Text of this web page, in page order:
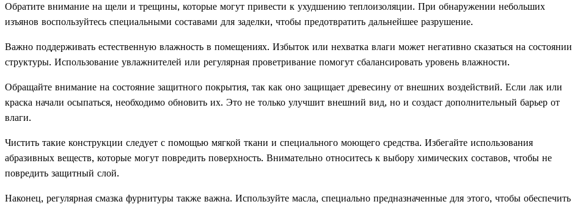
Обратите внимание на щели и трещины, которые могут привести к ухудшению теплоизоляции. При обнаружении небольших
изъянов воспользуйтесь специальными составами для заделки, чтобы предотвратить дальнейшее разрушение.
Важно поддерживать естественную влажность в помещениях. Избыток или нехватка влаги может негативно сказаться на состоянии
структуры. Использование увлажнителей или регулярная проветривание помогут сбалансировать уровень влажности.
Обращайте внимание на состояние защитного покрытия, так как оно защищает древесину от внешних воздействий. Если лак или
краска начали осыпаться, необходимо обновить их. Это не только улучшит внешний вид, но и создаст дополнительный барьер от
влаги.
Чистить такие конструкции следует с помощью мягкой ткани и специального моющего средства. Избегайте использования
абразивных веществ, которые могут повредить поверхность. Внимательно относитесь к выбору химических составов, чтобы не
повредить защитный слой.
Наконец, регулярная смазка фурнитуры также важна. Используйте масла, специально предназначенные для этого, чтобы обеспечить